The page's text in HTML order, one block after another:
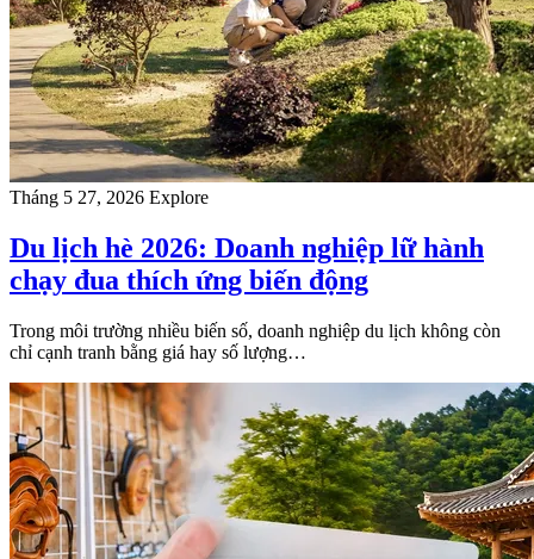
Tháng 5 27, 2026 Explore
Du lịch hè 2026: Doanh nghiệp lữ hành
chạy đua thích ứng biến động
Trong môi trường nhiều biến số, doanh nghiệp du lịch không còn
chỉ cạnh tranh bằng giá hay số lượng…